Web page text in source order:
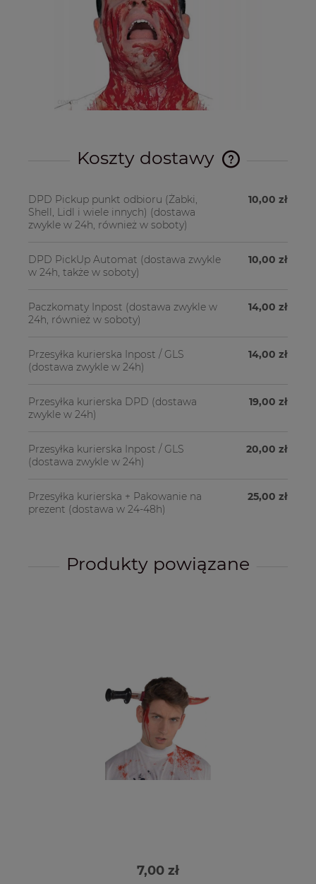
Koszty dostawy
Cena nie
DPD Pickup punkt odbioru (Żabki,
Shell, Lidl i wiele innych) (dostawa
zwykle w 24h, również w soboty)
10,00 zł
DPD PickUp Automat (dostawa zwykle
w 24h, także w soboty)
10,00 zł
Paczkomaty Inpost (dostawa zwykle w
24h, również w soboty)
14,00 zł
Przesyłka kurierska Inpost / GLS
(dostawa zwykle w 24h)
14,00 zł
Przesyłka kurierska DPD (dostawa
zwykle w 24h)
19,00 zł
Przesyłka kurierska Inpost / GLS
(dostawa zwykle w 24h)
20,00 zł
Przesyłka kurierska + Pakowanie na
prezent (dostawa w 24-48h)
25,00 zł
Produkty powiązane
7,00 zł